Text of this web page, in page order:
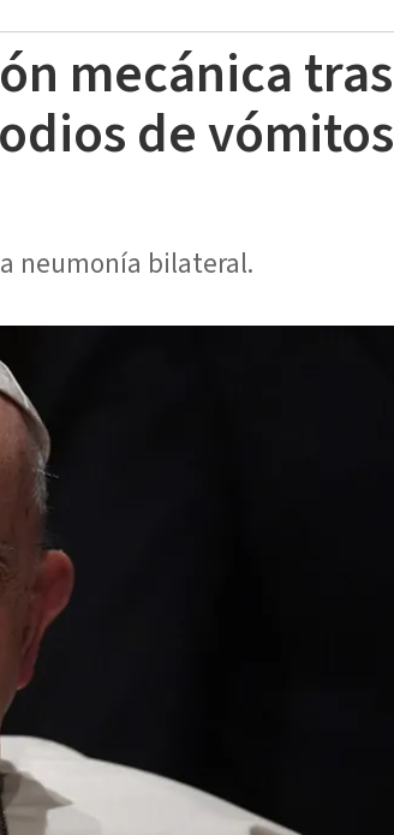
mecánica tras
de vómitos
neumonía bilateral.